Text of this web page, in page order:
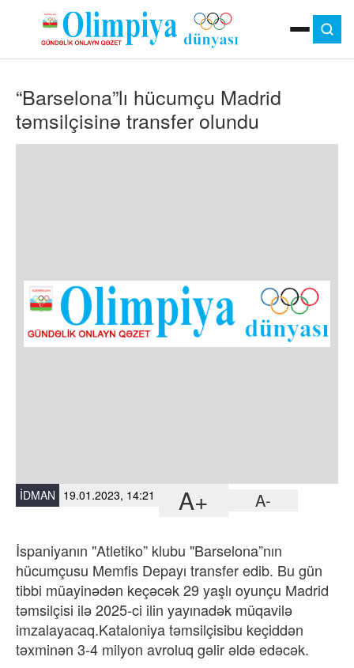
MOK
OLIMPIYA OYUNLARI
ÇAP VERSIYASI
TV
DIGƏR
“Barselona”lı hücumçu Madrid
təmsilçisinə transfer olundu
İDMAN 19.01.2023, 14:21 A+ A-
İspaniyanın "Atletiko” klubu "Barselona”nın
hücumçusu Memfis Depayı transfer edib. Bu gün
tibbi müayinədən keçəcək 29 yaşlı oyunçu Madrid
təmsilçisi ilə 2025-ci ilin yayınadək müqavilə
imzalayacaq.Kataloniya təmsilçisibu keçiddən
təxminən 3-4 milyon avroluq gəlir əldə edəcək.